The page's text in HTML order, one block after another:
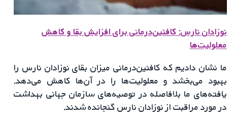
نوزادان نارس: کافئین‌درمانی برای افزایش بقا و کاهش
معلولیت‌ها
ما نشان دادیم که کافئین‌درمانی میزان بقای نوزادان نارس را
بهبود می‌بخشد و معلولیت‌ها را در آن‌ها کاهش می‌دهد.
یافته‌های ما بلافاصله در توصیه‌های سازمان جهانی بهداشت
در مورد مراقبت از نوزادان نارس گنجانده شدند.